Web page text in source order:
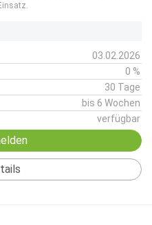
03.02.2026
0 %
30 Tage
bis 6 Wochen
verfügbar